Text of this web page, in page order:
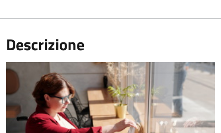
Descrizione